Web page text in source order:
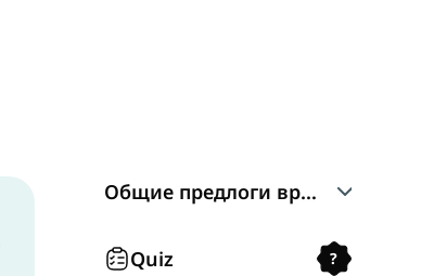
Общие предлоги времени
AtQuiz ?